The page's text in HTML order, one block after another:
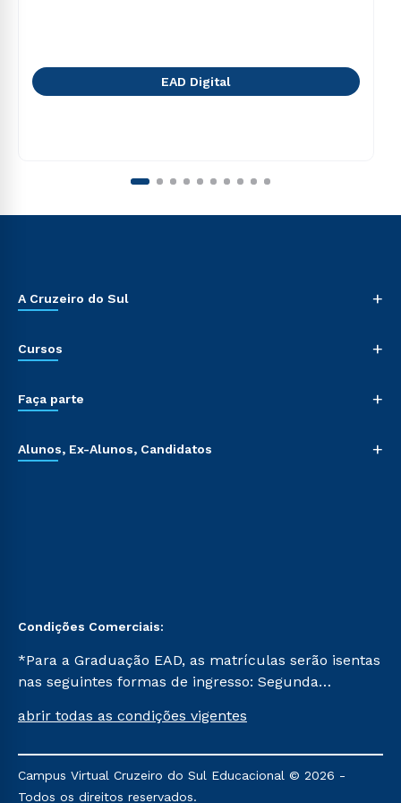
EAD Digital
A Cruzeiro do Sul +
Cursos +
Faça parte +
Alunos, Ex-Alunos, Candidatos +
Condições Comerciais:
*Para a Graduação EAD, as matrículas serão isentas
nas seguintes formas de ingresso: Segunda
Já para as demais, a taxa de matrícula será de R$
mencionadas são referentes aos cursos: Ensino
Religioso, Geografia para a Docência e Metodologia
abrir todas as condições vigentes
Campus Virtual Cruzeiro do Sul Educacional © 2026 -
Todos os direitos reservados.